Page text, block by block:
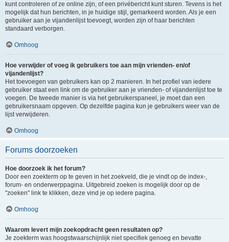
kunt controleren of ze online zijn, of een privébericht kunt sturen. Tevens is het
mogelijk dat hun berichten, in je huidige stijl, gemarkeerd worden. Als je een
gebruiker aan je vijandenlijst toevoegt, worden zijn of haar berichten
standaard verborgen.
Omhoog
Hoe verwijder of voeg ik gebruikers toe aan mijn vrienden- en/of
vijandenlijst?
Het toevoegen van gebruikers kan op 2 manieren. In het profiel van iedere
gebruiker staat een link om de gebruiker aan je vrienden- of vijandenlijst toe te
voegen. De tweede manier is via het gebruikerspaneel, je moet dan een
gebruikersnaam opgeven. Op dezelfde pagina kun je gebruikers weer van de
lijst verwijderen.
Omhoog
Forums doorzoeken
Hoe doorzoek ik het forum?
Door een zoekterm op te geven in het zoekveld, die je vindt op de index-,
forum- en onderwerppagina. Uitgebreid zoeken is mogelijk door op de
"zoeken" link te klikken, deze vind je op iedere pagina.
Omhoog
Waarom levert mijn zoekopdracht geen resultaten op?
Je zoekterm was hoogstwaarschijnlijk niet specifiek genoeg en bevatte